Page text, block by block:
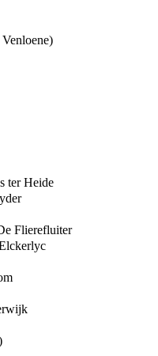
ter Heide
Flierefluiter